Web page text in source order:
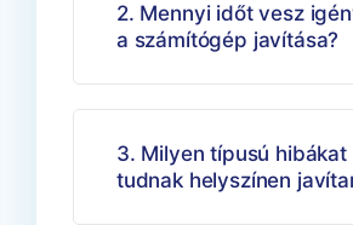
2. Mennyi időt vesz
a számítógép javítása?
3. Milyen típusú hibákat
tudnak helyszínen